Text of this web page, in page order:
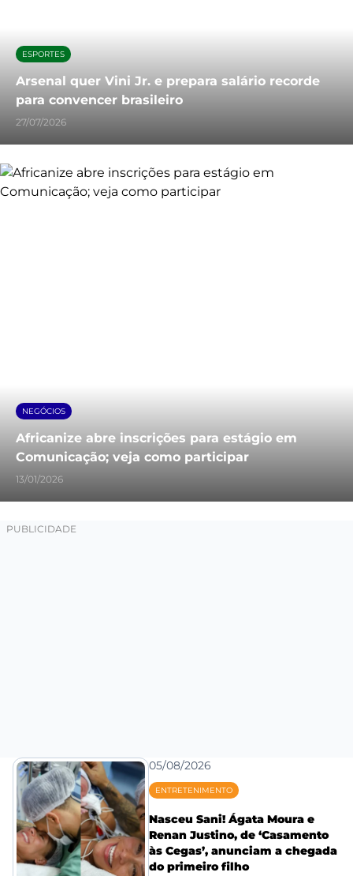
ESPORTES
Arsenal quer Vini Jr. e prepara salário recorde
para convencer brasileiro
27/07/2026
NEGÓCIOS
Africanize abre inscrições para estágio em
Comunicação; veja como participar
13/01/2026
05/08/2026
ENTRETENIMENTO
Nasceu Sani! Ágata Moura e
Renan Justino, de ‘Casamento
às Cegas’, anunciam a chegada
do primeiro filho